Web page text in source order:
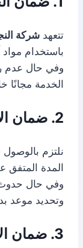
تتعهد شركة
باستخدام
وفي حال عدم
الخدمة مجانًا
2. ضمان الالتزام بالمواعيد
نلتزم
المدة المتفق
وفي حال حدوث
وتحديد موعد
3. ضمان الأمان والثقة